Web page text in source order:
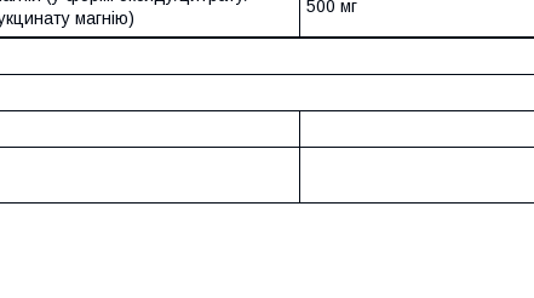
магнію)
500 мг